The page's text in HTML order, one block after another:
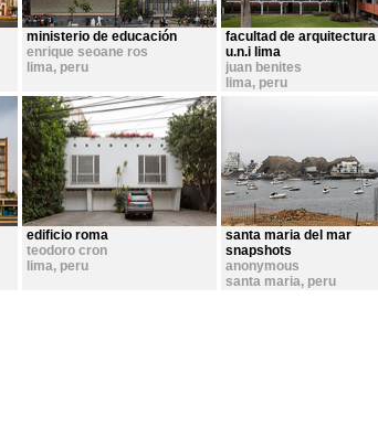
ministerio de educación
enrique seoane ros
lima, peru
facultad de arquitectura
u.n.i lima
juan benites
lima, peru
edificio roma
teodoro cron
lima, peru
santa maria del mar
snapshots
anonymous
santa maria, peru